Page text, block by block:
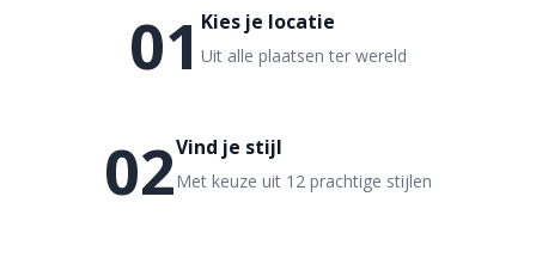
01 Kies je locatie
Uit alle plaatsen ter wereld
02Vind je stijl
Met keuze uit 12 prachtige stijlen